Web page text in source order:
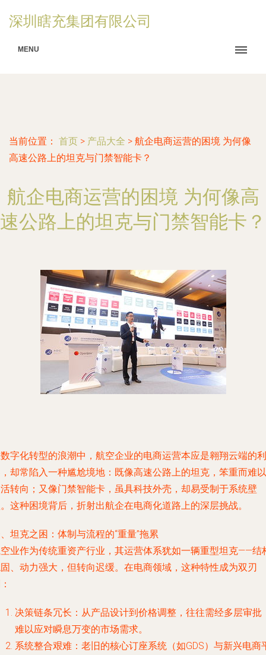
深圳瞎充集团有限公司
MENU
当前位置： 首页 > 产品大全 > 航企电商运营的困境 为何像
高速公路上的坦克与门禁智能卡？
航企电商运营的困境 为何像高
速公路上的坦克与门禁智能卡？
字化转型的浪潮中，航空企业的电商运营本应是翱翔云端的利
却常陷入一种尴尬境地：既像高速公路上的坦克，笨重而难以
转向；又像门禁智能卡，虽具科技外壳，却易受制于系统壁
这种困境背后，折射出航企在电商化道路上的深层挑战。
坦克之困：体制与流程的“重量”拖累
业作为传统重资产行业，其运营体系犹如一辆重型坦克——结
、动力强大，但转向迟缓。在电商领域，这种特性成为双刃
决策链条冗长：从产品设计到价格调整，往往需经多层审批
难以应对瞬息万变的市场需求。
系统整合艰难：老旧的核心订座系统（如GDS）与新兴电商